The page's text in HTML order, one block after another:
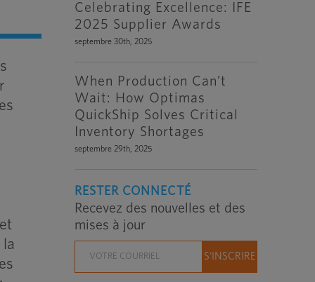
Celebrating Excellence: IFE
2025 Supplier Awards
septembre 30th, 2025
When Production Can’t
Wait: How Optimas
QuickShip Solves Critical
Inventory Shortages
septembre 29th, 2025
RESTER CONNECTÉ
Recevez des nouvelles et des
mises à jour